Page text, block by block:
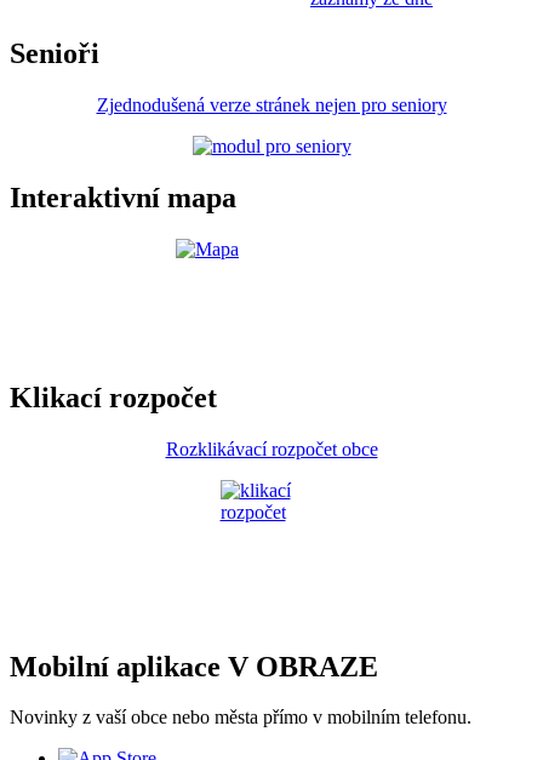
Senioři
Zjednodušená verze stránek nejen pro seniory
Interaktivní mapa
Klikací rozpočet
Rozklikávací rozpočet obce
Mobilní aplikace V OBRAZE
Novinky z vaší obce nebo města přímo v mobilním telefonu.